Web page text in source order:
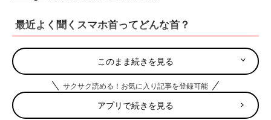
最近よく聞くスマホ首ってどんな首？
このまま続きを見る
サクサク読める！お気に入り記事を登録可能
アプリで続きを見る